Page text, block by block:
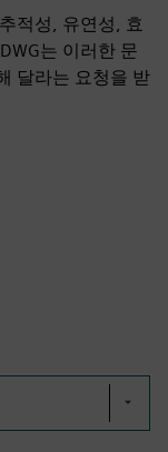
적성, 유연성, 효
는 이러한 문
달라는 요청을 받